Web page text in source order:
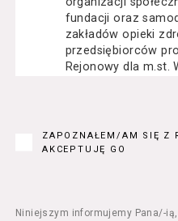
fundacji oraz
zakładów opieki
przedsiębiorców
Rejonowy dla m.st.
Usługobiorca -
lub jednostka
Usługodawcę
ZAPOZNAŁEM/AM SIĘ Z
AKCEPTUJĘ GO
Niniejszym informujemy Pana/-ią,